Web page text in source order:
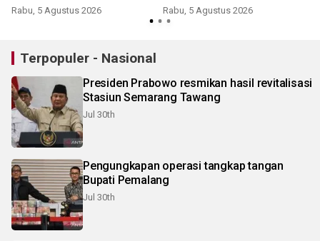
Rabu, 5 Agustus 2026
kemiskinan wilayah
Rabu, 5 Agustus 2026
Terpopuler - Nasional
Presiden Prabowo resmikan hasil revitalisasi
Stasiun Semarang Tawang
Jul 30th
Pengungkapan operasi tangkap tangan
Bupati Pemalang
Jul 30th